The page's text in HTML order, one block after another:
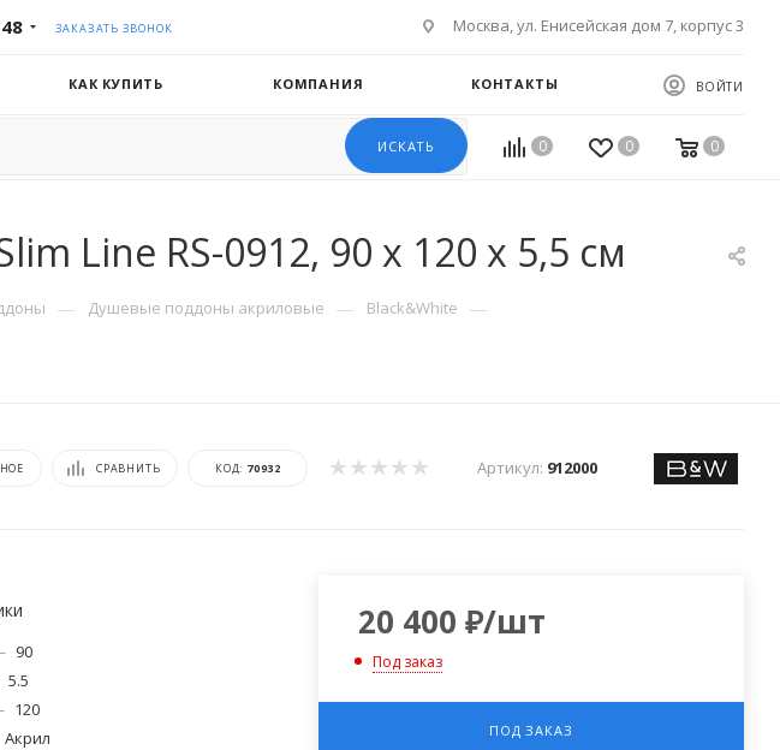
ЗАКАЗАТЬ ЗВОНОК Москва, ул. Енисейская дом 7, корпус 3
КАК КУПИТЬ КОМПАНИЯ КОНТАКТЫ ВОЙТИ
ИСКАТЬ 0 0 0
Line RS-0912, 90 х 120 х 5,5 см
— Душевые поддоны акриловые — Black&White —
СРАВНИТЬ КОД: 70932 Артикул: 912000
90
5.5
120
Акрил
20 400 ₽/шт
Под заказ
ПОД ЗАКАЗ